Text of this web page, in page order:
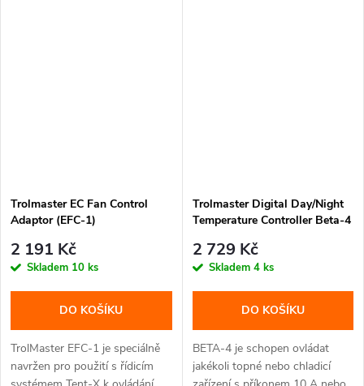
Trolmaster EC Fan Control
Adaptor (EFC-1)
2 191 Kč
Skladem 10 ks
DO KOŠÍKU
TrolMaster EFC-1 je speciálně
navržen pro použití s řídicím
Trolmaster Digital Day/Night
Temperature Controller Beta-4
koncovka)
2 729 Kč
Skladem 4 ks
DO KOŠÍKU
BETA-4 je schopen ovládat
jakékoli topné nebo chladicí